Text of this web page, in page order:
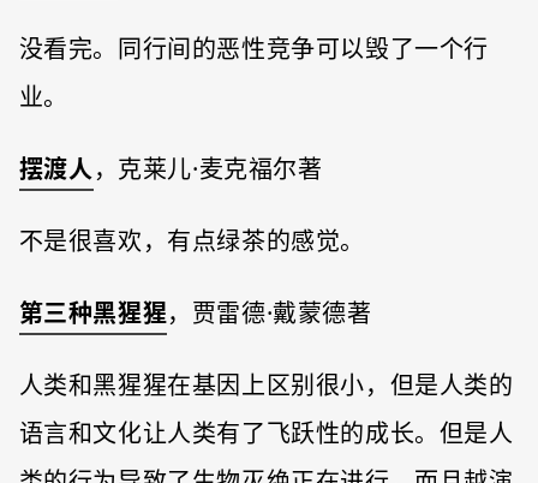
没看完。同行间的恶性竞争可以毁了一个行
业。
摆渡人，克莱儿·麦克福尔著
不是很喜欢，有点绿茶的感觉。
第三种黑猩猩，贾雷德·戴蒙德著
人类和黑猩猩在基因上区别很小，但是人类的
语言和文化让人类有了飞跃性的成长。但是人